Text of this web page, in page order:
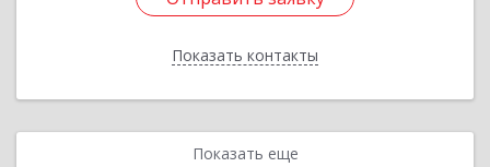
Показать контакты
Назад
Показать еще